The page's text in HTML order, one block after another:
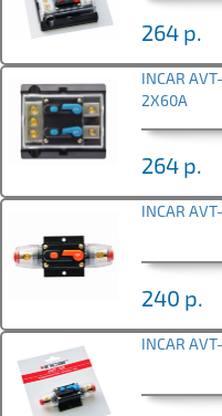
264 р.
INCAR
2Х60A
264 р.
INCAR
240 р.
INCAR